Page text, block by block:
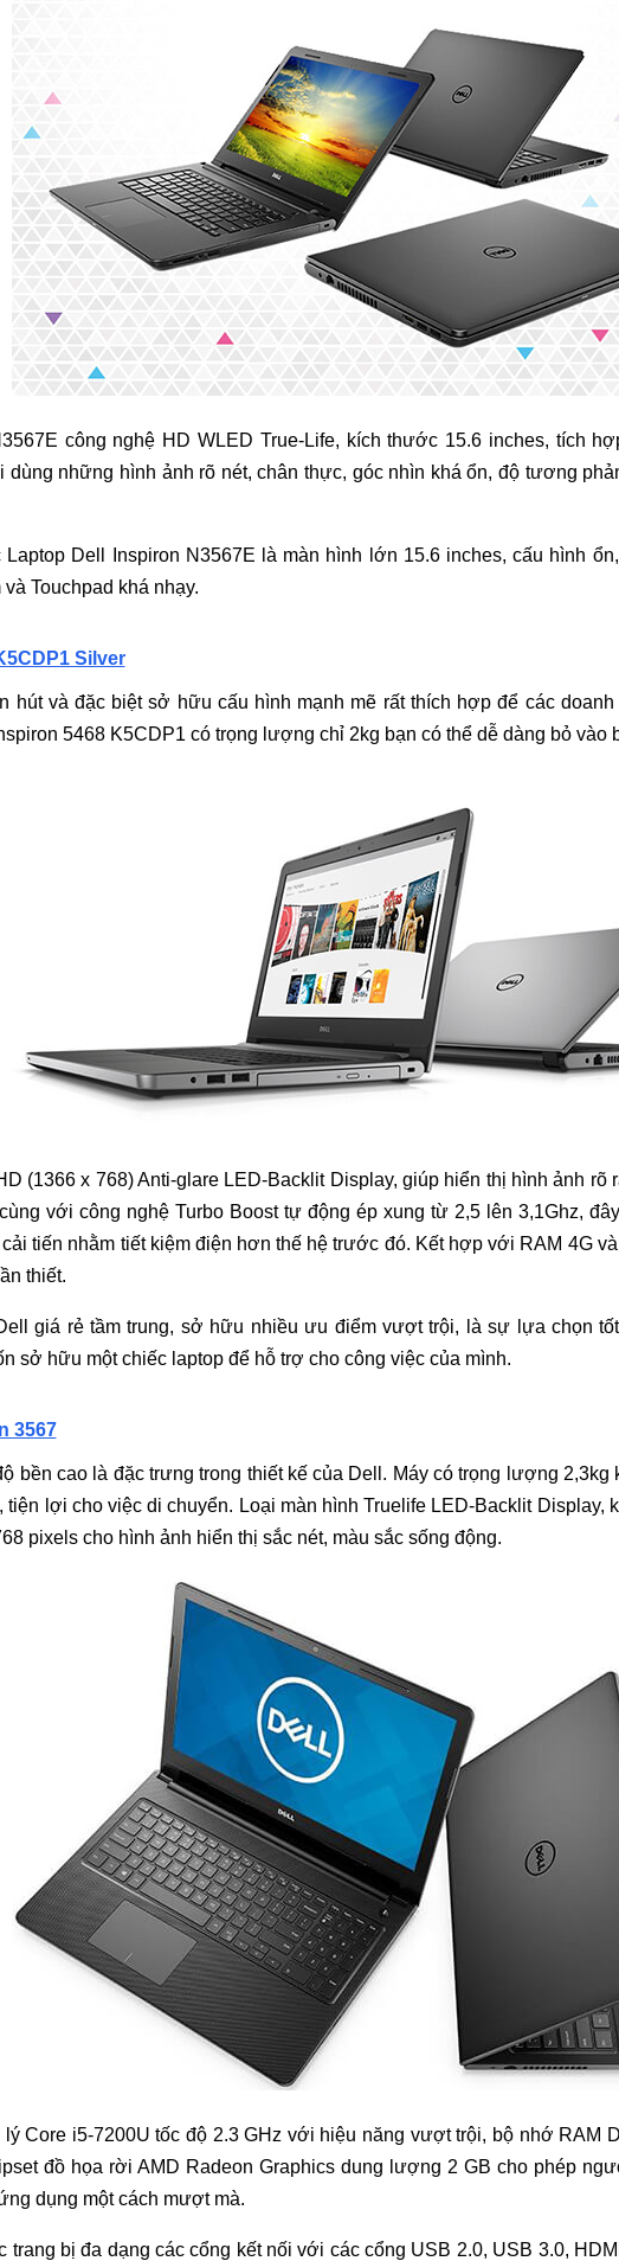
công nghệ HD WLED True-Life, kích thước 15.6 inches, tích
dùng những hình ảnh rõ nét, chân thực, góc nhìn khá ổn, độ tương
Laptop Dell Inspiron N3567E là màn hình lớn 15.6 inches, cấu hình
Touchpad khá nhạy.
Silver
hút và đặc biệt sở hữu cấu hình mạnh mẽ rất thích hợp để các
5468 K5CDP1 có trọng lượng chỉ 2kg bạn có thể dễ dàng bỏ vào
(1366 x 768) Anti-glare LED-Backlit Display, giúp hiển thị hình ảnh rõ
với công nghệ Turbo Boost tự động ép xung từ 2,5 lên 3,1Ghz,
tiến nhằm tiết kiệm điện hơn thế hệ trước đó. Kết hợp với RAM 4G
thiết.
giá rẻ tầm trung, sở hữu nhiều ưu điểm vượt trội, là sự lựa chọn
sở hữu một chiếc laptop để hỗ trợ cho công việc của mình.
3567
bền cao là đặc trưng trong thiết kế của Dell. Máy có trọng lượng
tiện lợi cho việc di chuyển. Loại màn hình Truelife LED-Backlit Display,
pixels cho hình ảnh hiển thị sắc nét, màu sắc sống động.
Core i5-7200U tốc độ 2.3 GHz với hiệu năng vượt trội, bộ nhớ RAM
đồ họa rời AMD Radeon Graphics dung lượng 2 GB cho phép
dụng một cách mượt mà.
trang bị đa dạng các cổng kết nối với các cổng USB 2.0, USB 3.0,